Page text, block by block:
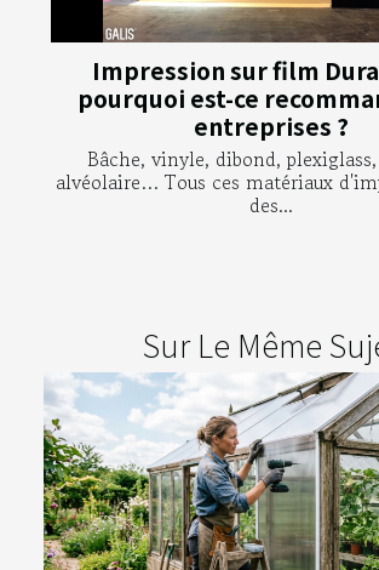
Impression sur film
pourquoi est-ce
entreprises ?
Bâche, vinyle, dibond,
alvéolaire… Tous ces matériaux
des...
Sur Le Même